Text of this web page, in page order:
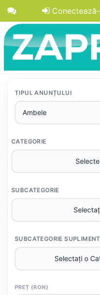
TIPUL ANUNȚULUI
CATEGORIE
SUBCATEGORIE
SUBCATEGORIE
PREȚ (RON)